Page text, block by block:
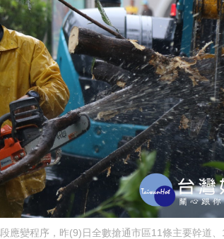
應變程序，昨(9)日全數搶通市區11條主要幹道